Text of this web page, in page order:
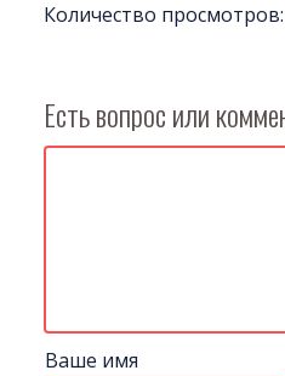
Количество просмотров:
Есть вопрос или
Ваше имя